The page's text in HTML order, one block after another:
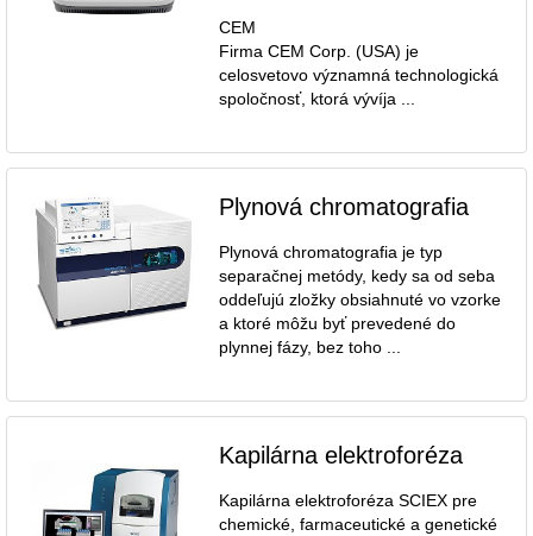
CEM
Firma CEM Corp. (USA) je
celosvetovo významná technologická
spoločnosť, ktorá vývíja ...
Plynová chromatografia
Plynová chromatografia je typ
separačnej metódy, kedy sa od seba
oddeľujú zložky obsiahnuté vo vzorke
a ktoré môžu byť prevedené do
plynnej fázy, bez toho ...
Kapilárna elektroforéza
Kapilárna elektroforéza SCIEX pre
chemické, farmaceutické a genetické